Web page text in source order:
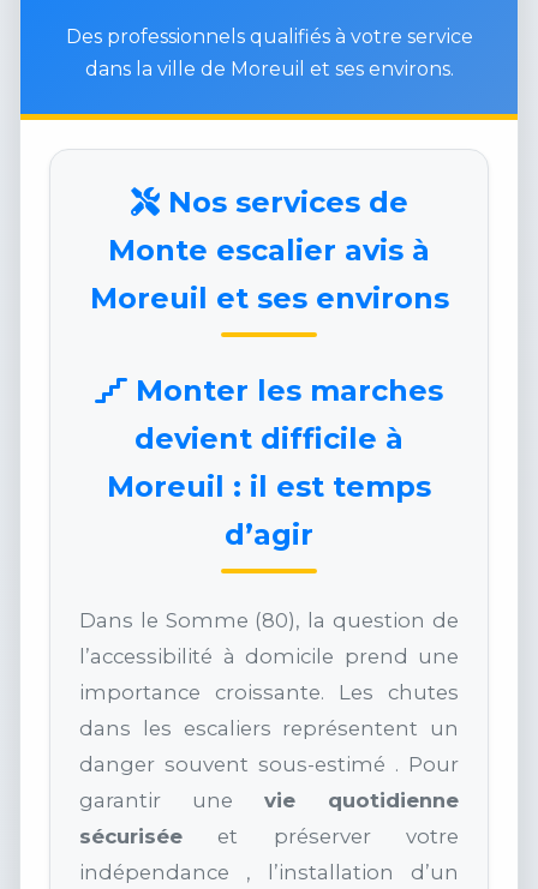
Des professionnels qualifiés à votre service
dans la ville de Moreuil et ses environs.
Nos services de
Monte escalier avis à
Moreuil et ses environs
Monter les marches
devient difficile à
Moreuil : il est temps
d’agir
Dans le Somme (80), la question de
l’accessibilité à domicile prend une
importance croissante. Les chutes
dans les escaliers représentent un
danger souvent sous-estimé . Pour
garantir une vie quotidienne
sécurisée et préserver votre
indépendance , l’installation d’un